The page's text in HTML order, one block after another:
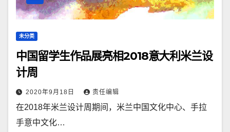
未分类
中国留学生作品展亮相2018意大利米兰设
计周
2020年9月18日 责任编辑
在2018年米兰设计周期间，米兰中国文化中心、手拉
手意中文化…